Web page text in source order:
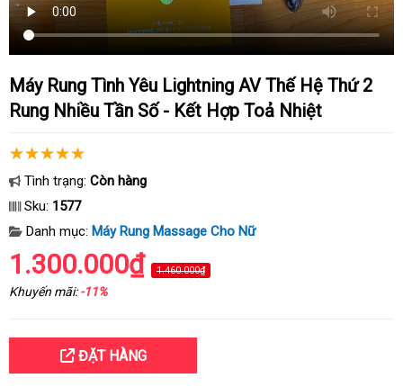
Máy Rung Tình Yêu Lightning AV Thế Hệ Thứ 2
Rung Nhiều Tần Số - Kết Hợp Toả Nhiệt
Tình trạng: Còn hàng
Sku: 1577
Danh mục: Máy Rung Massage Cho Nữ
1.300.000₫ 1.460.000₫
Khuyến mãi:-11%
ĐẶT HÀNG